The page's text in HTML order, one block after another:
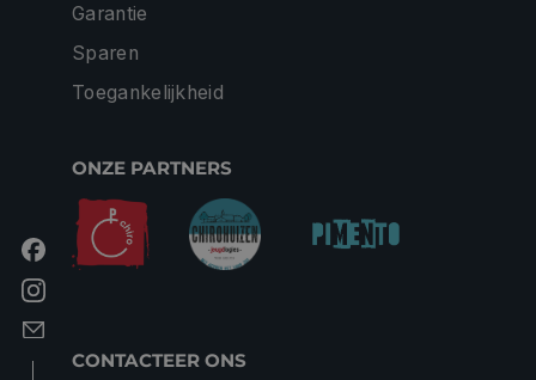
Garantie
Sparen
Toegankelijkheid
ONZE PARTNERS
CONTACTEER ONS